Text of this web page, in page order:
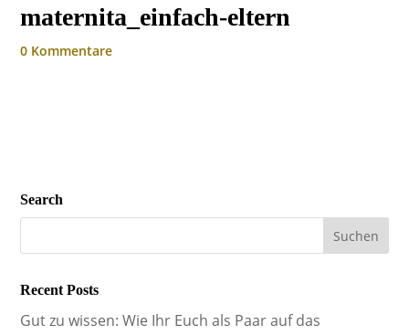
maternita_einfach-eltern
0 Kommentare
Search
Recent Posts
Gut zu wissen: Wie Ihr Euch als Paar auf das